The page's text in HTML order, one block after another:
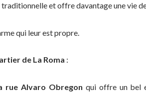
traditionnelle et offre davantage une vie
qui leur est propre.
de La Roma :
rue Alvaro Obregon qui offre un bel